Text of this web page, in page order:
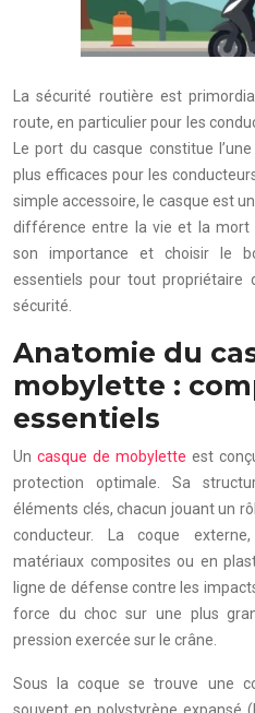
La sécurité routière est
route, en particulier pour les
Le port du casque constitue
plus efficaces pour les
simple accessoire, le casque est
différence entre la vie et la mort
son importance et choisir le
essentiels pour tout propriétaire
sécurité.
Anatomie du
mobylette :
essentiels
Un casque de mobylette est
protection optimale. Sa
éléments clés, chacun jouant un
conducteur. La coque
matériaux composites ou en
ligne de défense contre les
force du choc sur une plus
pression exercée sur le crâne.
Sous la coque se trouve une
souvent en polystyrène expansé